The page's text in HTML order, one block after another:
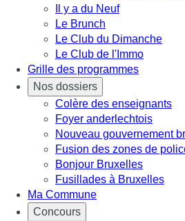
Il y a du Neuf
Le Brunch
Le Club du Dimanche
Le Club de l'Immo
Grille des programmes
Nos dossiers
Colère des enseignants
Foyer anderlechtois
Nouveau gouvernement
Fusion des zones de
Bonjour Bruxelles
Fusillades à Bruxelles
Ma Commune
Concours